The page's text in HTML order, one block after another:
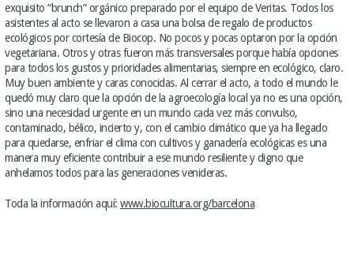
exquisito “brunch” orgánico preparado por el equipo de Veritas. Todos los
asistentes al acto se llevaron a casa una bolsa de regalo de productos
ecológicos por cortesía de Biocop. No pocos y pocas optaron por la opción
vegetariana. Otros y otras fueron más transversales porque había opciones
para todos los gustos y prioridades alimentarias, siempre en ecológico, claro.
Muy buen ambiente y caras conocidas. Al cerrar el acto, a todo el mundo le
quedó muy claro que la opción de la agroecología local ya no es una opción,
sino una necesidad urgente en un mundo cada vez más convulso,
contaminado, bélico, incierto y, con el cambio climático que ya ha llegado
para quedarse, enfriar el clima con cultivos y ganadería ecológicas es una
manera muy eficiente contribuir a ese mundo resiliente y digno que
anhelamos todos para las generaciones venideras.
Toda la información aquí: www.biocultura.org/barcelona